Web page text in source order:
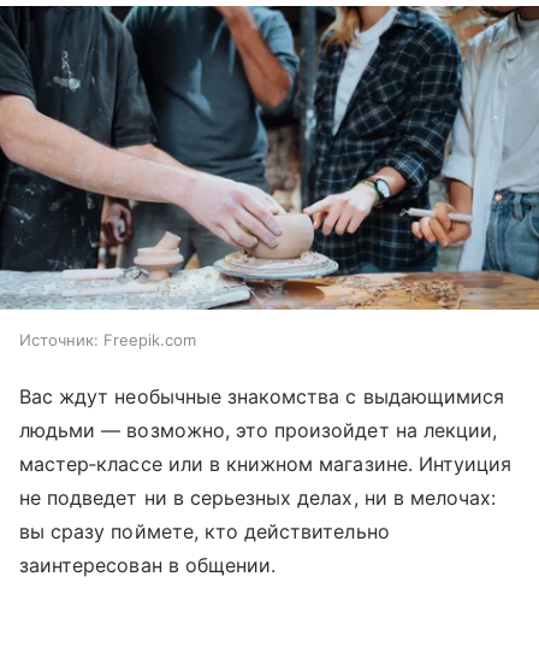
Источник: Freepik.com
Вас ждут необычные знакомства с выдающимися
людьми — возможно, это произойдет на лекции,
мастер‑классе или в книжном магазине. Интуиция
не подведет ни в серьезных делах, ни в мелочах:
вы сразу поймете, кто действительно
заинтересован в общении.